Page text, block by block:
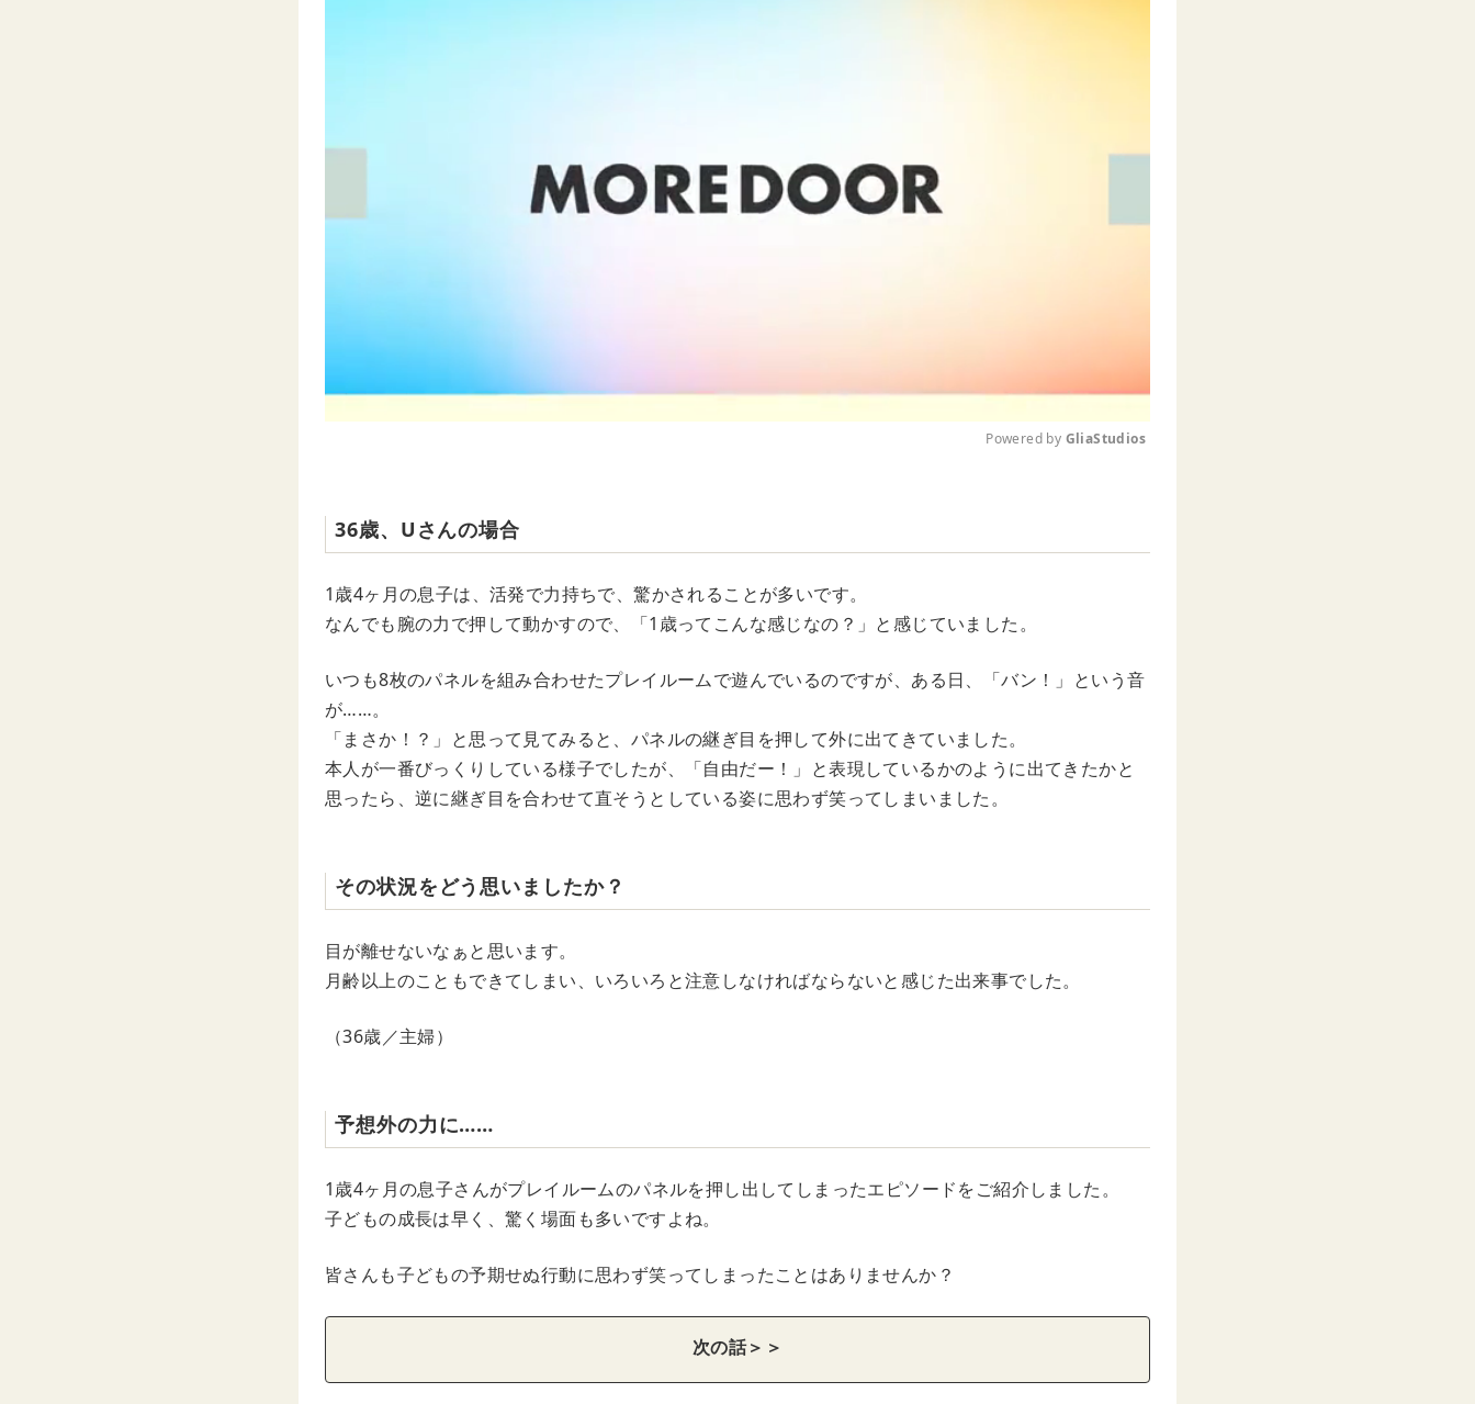
t
Powered by GliaStudios
36歳、Uさんの場合
1歳4ヶ月の息子は、活発で力持ちで、驚かされることが多いです。
なんでも腕の力で押して動かすので、「1歳ってこんな感じなの？」と感じていました。
いつも8枚のパネルを組み合わせたプレイルームで遊んでいるのですが、ある日、「バン！」という音
が……。
「まさか！？」と思って見てみると、パネルの継ぎ目を押して外に出てきていました。
本人が一番びっくりしている様子でしたが、「自由だー！」と表現しているかのように出てきたかと
思ったら、逆に継ぎ目を合わせて直そうとしている姿に思わず笑ってしまいました。
その状況をどう思いましたか？
目が離せないなぁと思います。
月齢以上のこともできてしまい、いろいろと注意しなければならないと感じた出来事でした。
（36歳／主婦）
予想外の力に……
1歳4ヶ月の息子さんがプレイルームのパネルを押し出してしまったエピソードをご紹介しました。
子どもの成長は早く、驚く場面も多いですよね。
皆さんも子どもの予期せぬ行動に思わず笑ってしまったことはありませんか？
次の話＞＞